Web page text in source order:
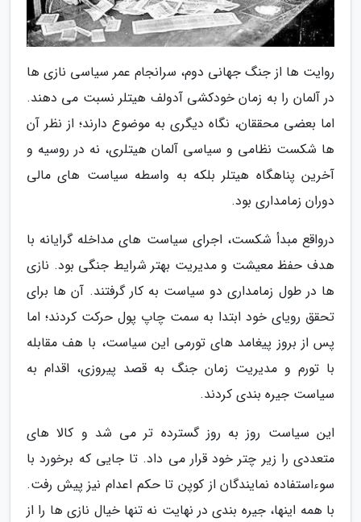
روایت ها از جنگ جهانی دوم، سرانجام عمر سیاسی نازی ها
در آلمان را به زمان خودکشی آدولف هیتلر نسبت می دهند.
اما بعضی محققان، نگاه دیگری به موضوع دارند؛ از نظر آن
ها شکست نظامی و سیاسی آلمان هیتلری، نه در روسیه و
آخرین پناهگاه هیتلر بلکه به واسطه سیاست های مالی
دوران زمامداری بود.
درواقع مبدأ شکست، اجرای سیاست های مداخله گرایانه با
هدف حفظ معیشت و مدیریت بهتر شرایط جنگی بود. نازی
ها در طول زمامداری دو سیاست به کار گرفتند. آن ها برای
تحقق رویای خود ابتدا به سمت چاپ پول حرکت کردند؛ اما
پس از بروز پیغامد های تورمی این سیاست، با هف مقابله
با تورم و مدیریت زمان جنگ به قصد پیروزی، اقدام به
سیاست جیره بندی کردند.
این سیاست روز به روز گسترده تر می شد و کالا های
متعددی را زیر چتر خود قرار می داد. تا جایی که برخورد با
سوءاستفاده نمایندگان از کوپن تا حکم اعدام نیز پیش رفت.
با همه اینها، جیره بندی در نهایت نه تنها خیال نازی ها را از